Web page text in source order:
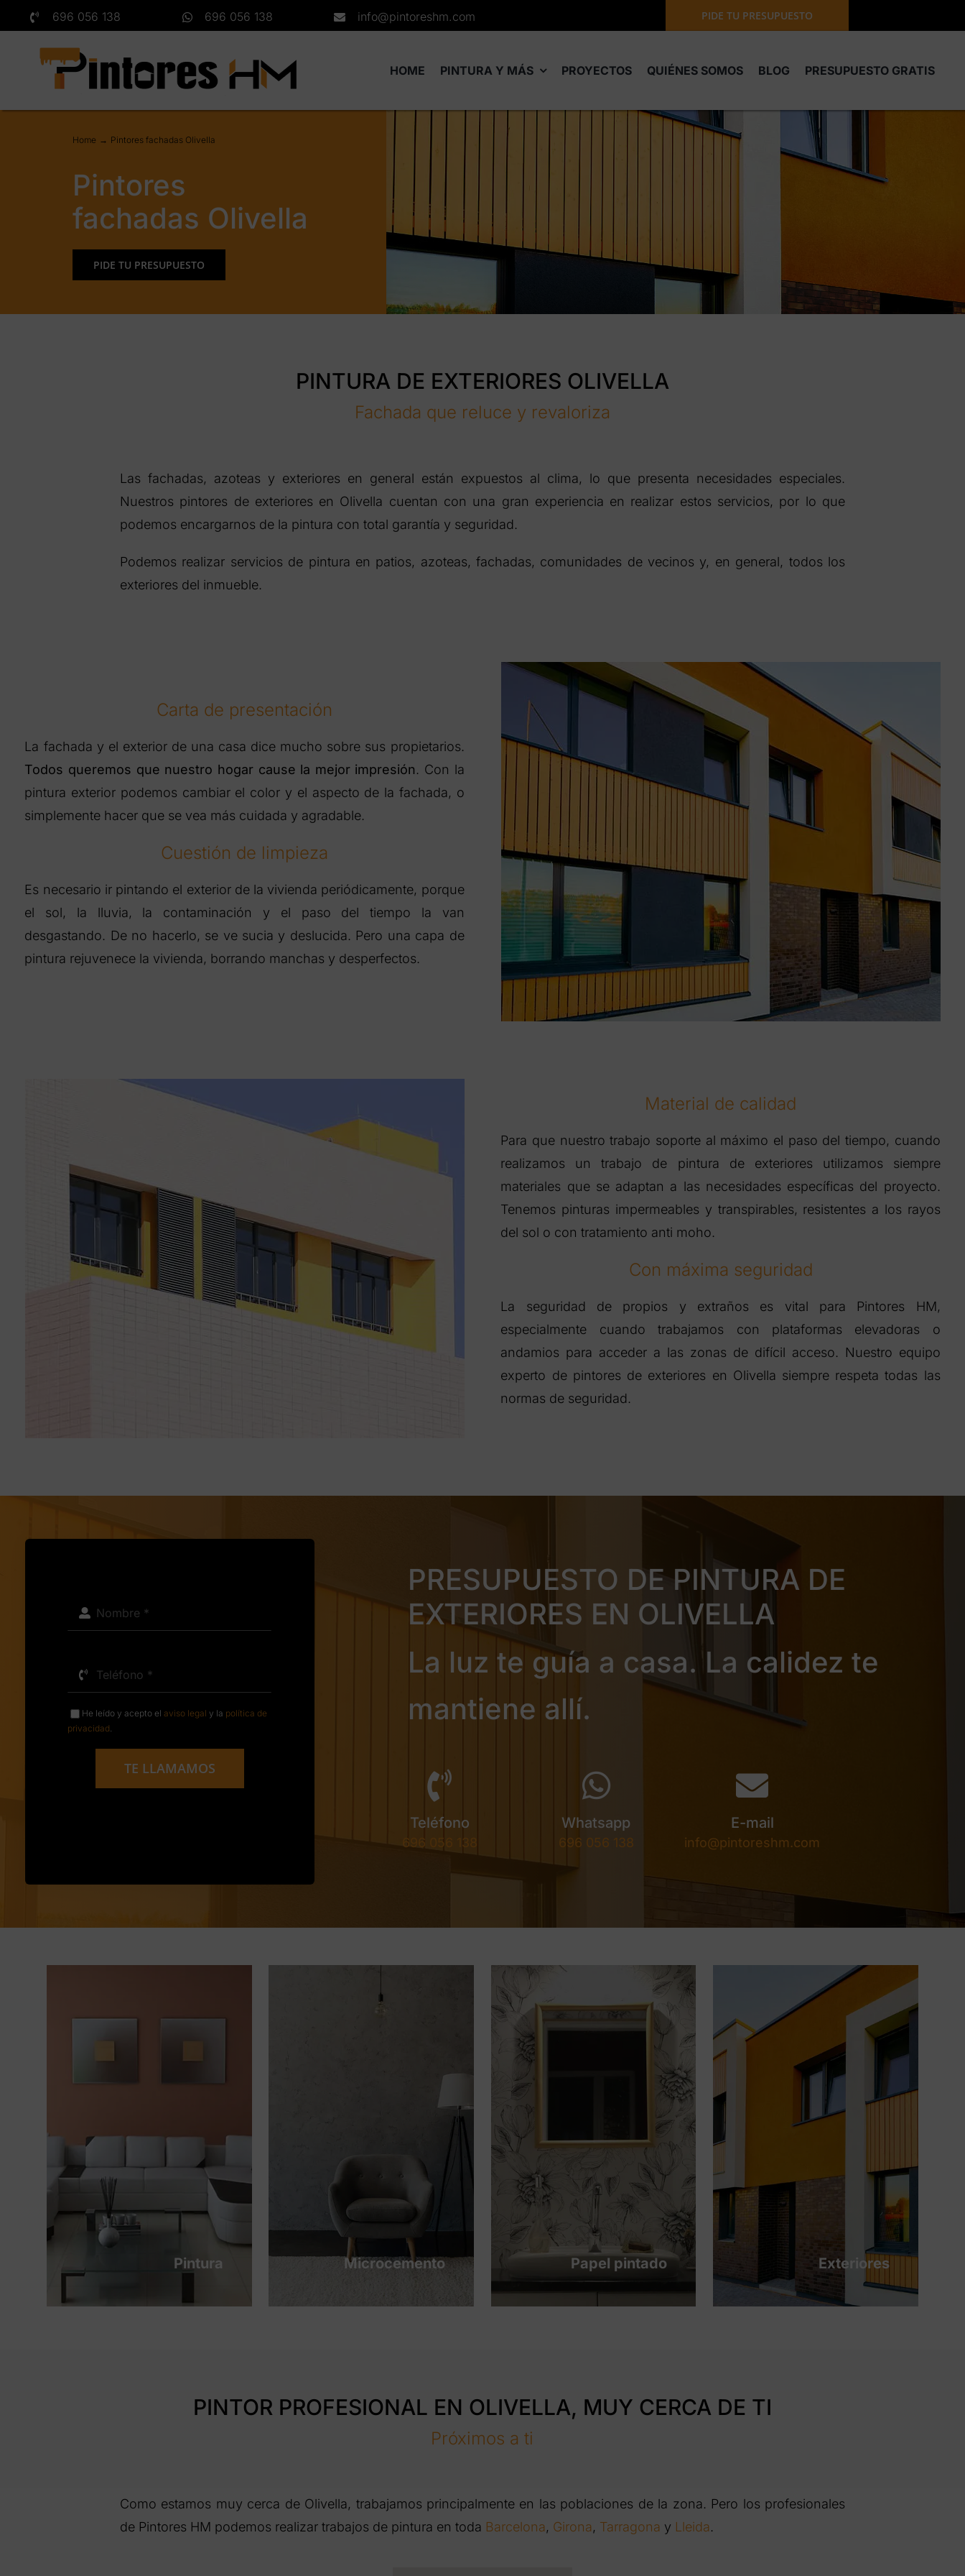
Saltar
al
contenido
696 056 138 696 056 138 info@pintoreshm.com PIDE TU PRESUPUESTO
HOME PINTURA Y MÁS PROYECTOS QUIÉNES SOMOS BLOG PRESUPUESTO GRATIS
Home Pintores fachadas Olivella
Pintores
fachadas Olivella
PIDE TU PRESUPUESTO
PINTURA DE EXTERIORES OLIVELLA
Fachada que reluce y revaloriza
Las fachadas, azoteas y exteriores en general están expuestos al clima, lo que presenta necesidades especiales.
Nuestros pintores de exteriores en Olivella cuentan con una gran experiencia en realizar estos servicios, por lo que
podemos encargarnos de la pintura con total garantía y seguridad.
Podemos realizar servicios de pintura en patios, azoteas, fachadas, comunidades de vecinos y, en general, todos los
exteriores del inmueble.
Carta de presentación
La fachada y el exterior de una casa dice mucho sobre sus propietarios.
Todos queremos que nuestro hogar cause la mejor impresión. Con la
pintura exterior podemos cambiar el color y el aspecto de la fachada, o
simplemente hacer que se vea más cuidada y agradable.
Cuestión de limpieza
Es necesario ir pintando el exterior de la vivienda periódicamente, porque
el sol, la lluvia, la contaminación y el paso del tiempo la van
desgastando. De no hacerlo, se ve sucia y deslucida. Pero una capa de
pintura rejuvenece la vivienda, borrando manchas y desperfectos.
Material de calidad
Para que nuestro trabajo soporte al máximo el paso del tiempo, cuando
realizamos un trabajo de pintura de exteriores utilizamos siempre
materiales que se adaptan a las necesidades específicas del proyecto.
Tenemos pinturas impermeables y transpirables, resistentes a los rayos
del sol o con tratamiento anti moho.
Con máxima seguridad
La seguridad de propios y extraños es vital para Pintores HM,
especialmente cuando trabajamos con plataformas elevadoras o
andamios para acceder a las zonas de difícil acceso. Nuestro equipo
experto de pintores de exteriores en Olivella siempre respeta todas las
normas de seguridad.
He leído y acepto elaviso legal y la política de
privacidad.
TE LLAMAMOS
PRESUPUESTO DE PINTURA DE
EXTERIORES EN OLIVELLA
La luz te guía a casa. La calidez te
mantiene allí.
Teléfono
696 056 138
Whatsapp
696 056 138
E-mail
info@pintoreshm.com
Pintura Microcemento Papel pintado Exteriores
PINTOR PROFESIONAL EN OLIVELLA, MUY CERCA DE TI
Próximos a ti
Como estamos muy cerca de Olivella, trabajamos principalmente en las poblaciones de la zona. Pero los profesionales
de Pintores HM podemos realizar trabajos de pintura en toda Barcelona, Girona, Tarragona y Lleida.